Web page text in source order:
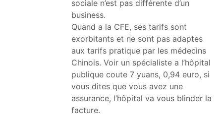
sociale n’est pas différente d’un
business.
Quand a la CFE, ses tarifs sont
exorbitants et ne sont pas adaptes
aux tarifs pratique par les médecins
Chinois. Voir un spécialiste a l’hôpital
publique coute 7 yuans, 0,94 euro, si
vous dites que vous avez une
assurance, l’hôpital va vous blinder la
facture.